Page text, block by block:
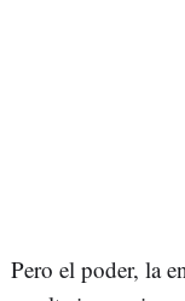
Pero el poder, la